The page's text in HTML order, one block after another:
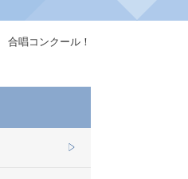
合唱コンクール！